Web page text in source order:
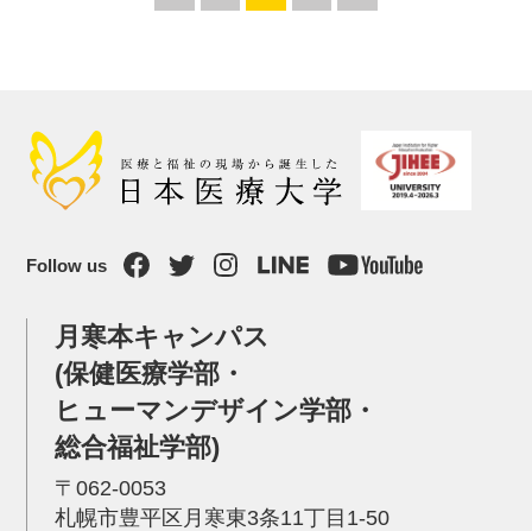
Follow us
月寒本キャンパス
(保健医療学部・
ヒューマンデザイン学部・
総合福祉学部)
〒062-0053
札幌市豊平区月寒東3条11丁目1-50